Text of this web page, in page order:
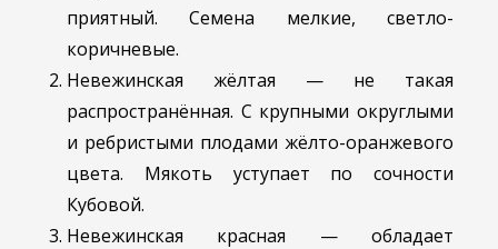
приятный. Семена мелкие, светло-
коричневые.
Невежинская жёлтая — не такая
распространённая. С крупными округлыми
и ребристыми плодами жёлто-оранжевого
цвета. Мякоть уступает по сочности
Кубовой.
Невежинская красная — обладает